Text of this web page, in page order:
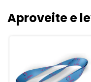
Aproveite e